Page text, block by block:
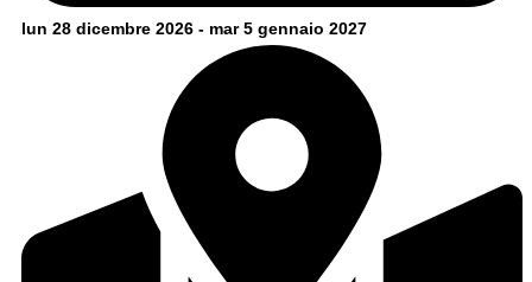
lun 28 dicembre 2026 - mar 5 gennaio 2027